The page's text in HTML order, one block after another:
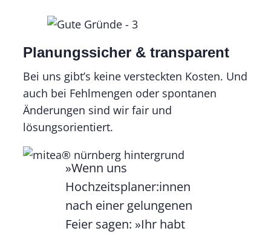
Planungssicher & transparent
Bei uns gibt’s keine versteckten Kosten. Und
auch bei Fehlmengen oder spontanen
Änderungen sind wir fair und
lösungsorientiert.
»Wenn uns
Hochzeitsplaner:innen
nach einer gelungenen
Feier sagen: »Ihr habt